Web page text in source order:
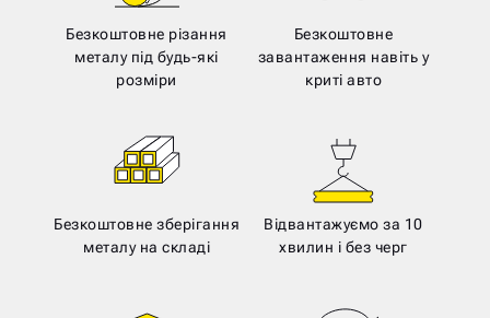
Безкоштовне різання
металу під будь-які
розміри
Безкоштовне
завантаження навіть у
криті авто
Безкоштовне зберігання
металу на складі
Відвантажуємо за 10
хвилин і без черг